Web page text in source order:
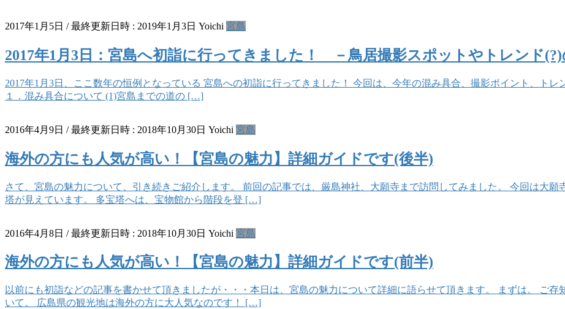
2017年1月5日 / 最終更新日時 : 2019年1月3日 Yoichi 宮島
2017年1月3日：宮島へ初詣に行ってきました！ －鳥居撮影スポットやトレンド
2017年1月3日、ここ数年の恒例となっている 宮島への初詣に行ってきました！ 今回は、今年の混み具合、撮影ポイント、トレ
１．混み具合について (1)宮島までの道の […]
2016年4月9日 / 最終更新日時 : 2018年10月30日 Yoichi 宮島
海外の方にも人気が高い！【宮島の魅力】詳細ガイドです(後半)
さて、宮島の魅力について、引き続きご紹介します。 前回の記事では、厳島神社、大願寺まで訪問してみました。 今回は大
塔が見えています。 多宝塔へは、宝物館から階段を登 […]
2016年4月8日 / 最終更新日時 : 2018年10月30日 Yoichi 宮島
海外の方にも人気が高い！【宮島の魅力】詳細ガイドです(前半)
以前にも初詣などの記事を書かせて頂きましたが・・・本日は、宮島の魅力について詳細に語らせて頂きます。 まずは。 ご
いて。 広島県の観光地は海外の方に大人気なのです！ […]